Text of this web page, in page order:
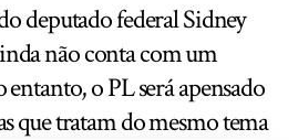
deputado federal Sidney
não conta com um
o PL será apensado
que tratam do mesmo tema